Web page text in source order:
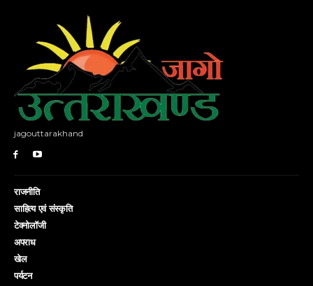
jagouttarakhand
राजनीति
साहित्य एवं संस्कृति
टेक्नोलॉजी
अपराध
खेल
पर्यटन